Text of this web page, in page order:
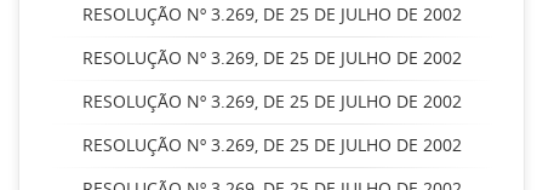
RESOLUÇÃO Nº 3.269, DE 25 DE JULHO DE 2002
RESOLUÇÃO Nº 3.269, DE 25 DE JULHO DE 2002
RESOLUÇÃO Nº 3.269, DE 25 DE JULHO DE 2002
RESOLUÇÃO Nº 3.269, DE 25 DE JULHO DE 2002